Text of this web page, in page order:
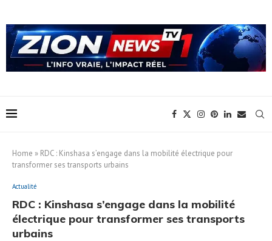
Home » RDC : Kinshasa s’engage dans la mobilité électrique pour
transformer ses transports urbains
Actualité
RDC : Kinshasa s’engage dans la mobilité
électrique pour transformer ses transports
urbains